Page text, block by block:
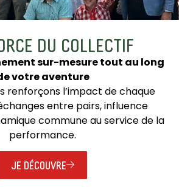
DU COLLECTIF
sur-mesure tout au long
votre aventure
renforçons l’impact de chaque
entre pairs, influence
commune au service de la
performance.
JE DÉCOUVRE